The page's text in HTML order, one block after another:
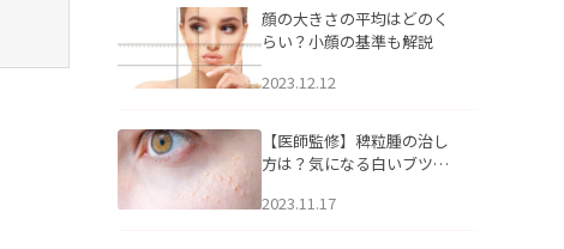
顔の大きさの平均はどのく
らい？小顔の基準も解説
2023.12.12
【医師監修】稗粒腫の治し
方は？気になる白いブツブ
アについて
2023.11.17